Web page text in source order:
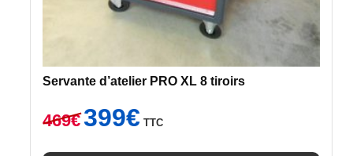
Servante d’atelier PRO XL 8 tiroirs
469€
Le
prix
399€prix
TTC